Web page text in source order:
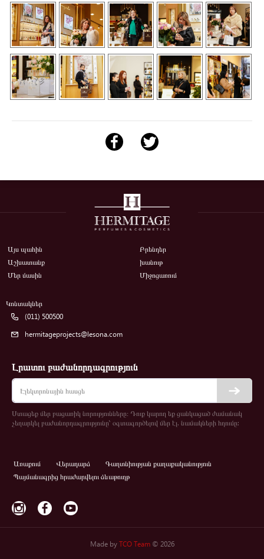
Այս պահին
Աշխատանք
Մեր մասին
Բրենդեր
խանութ
Միջոցառում
Կոնտակներ
(011) 500500
hermitageprojects@lesona.com
Լրատու բաժանորդագրություն
Ստացեք մեր բացառիկ նորությունները։ Դուք կարող եք ցանկացած ժամանակ
չեղարկել բաժանորդագրությունը՝ օգտագործելով մեր էլ. նամակների հղումը:
Առաքում Վերադարձ
Գաղտնիության քաղաքականություն
Պայմանագրից հրաժարվելու ձևաթուղթ
Made by TCO Team© 2026